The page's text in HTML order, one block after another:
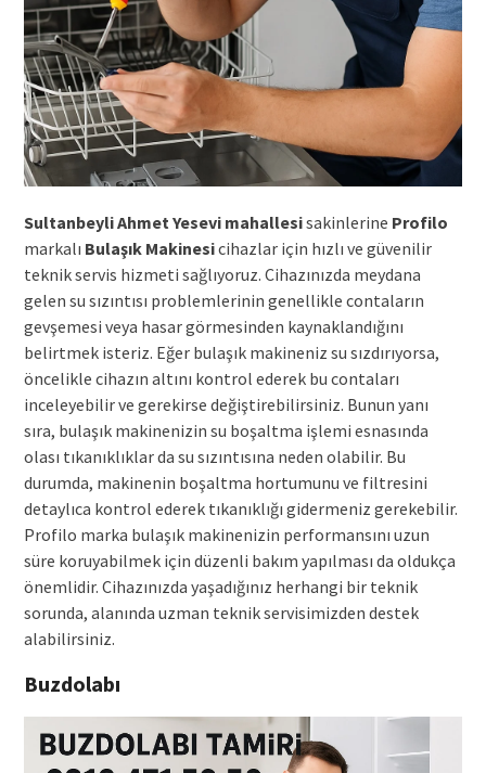
Sultanbeyli Ahmet Yesevi mahallesisakinlerine Profilo
markalı Bulaşık Makinesicihazlar için hızlı ve güvenilir
teknik servis hizmeti sağlıyoruz. Cihazınızda meydana
gelen su sızıntısı problemlerinin genellikle contaların
gevşemesi veya hasar görmesinden kaynaklandığını
belirtmek isteriz. Eğer bulaşık makineniz su sızdırıyorsa,
öncelikle cihazın altını kontrol ederek bu contaları
inceleyebilir ve gerekirse değiştirebilirsiniz. Bunun yanı
sıra, bulaşık makinenizin su boşaltma işlemi esnasında
olası tıkanıklıklar da su sızıntısına neden olabilir. Bu
durumda, makinenin boşaltma hortumunu ve filtresini
detaylıca kontrol ederek tıkanıklığı gidermeniz gerekebilir.
Profilo marka bulaşık makinenizin performansını uzun
süre koruyabilmek için düzenli bakım yapılması da oldukça
önemlidir. Cihazınızda yaşadığınız herhangi bir teknik
sorunda, alanında uzman teknik servisimizden destek
alabilirsiniz.
Buzdolabı